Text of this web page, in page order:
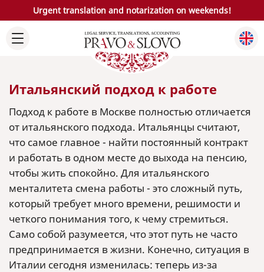
Urgent translation and notarization on weekends!
Итальянский подход к работе
Подход к работе в Москве полностью отличается
от итальянского подхода. Итальянцы считают,
что самое главное - найти постоянный контракт
и работать в одном месте до выхода на пенсию,
чтобы жить спокойно. Для итальянского
менталитета смена работы - это сложный путь,
который требует много времени, решимости и
четкого понимания того, к чему стремиться.
Само собой разумеется, что этот путь не часто
предпринимается в жизни. Конечно, ситуация в
Италии сегодня изменилась: теперь из-за